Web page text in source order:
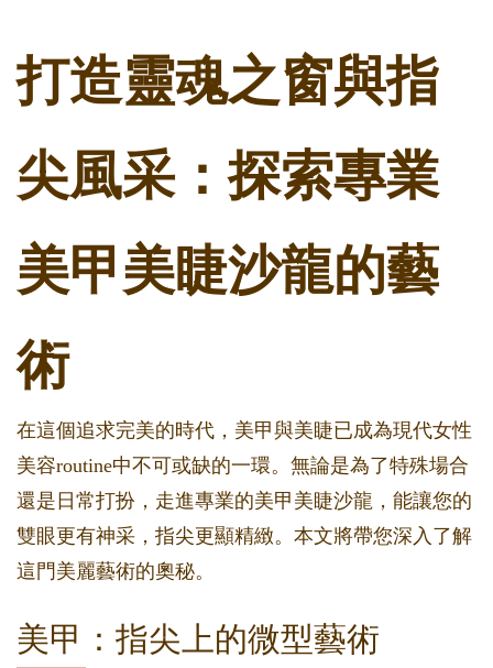
打造靈魂之窗與指
尖風采：探索專業
美甲美睫沙龍的藝
術
在這個追求完美的時代，美甲與美睫已成為現代女性
美容routine中不可或缺的一環。無論是為了特殊場合
還是日常打扮，走進專業的美甲美睫沙龍，能讓您的
雙眼更有神采，指尖更顯精緻。本文將帶您深入了解
這門美麗藝術的奧秘。
美甲：指尖上的微型藝術